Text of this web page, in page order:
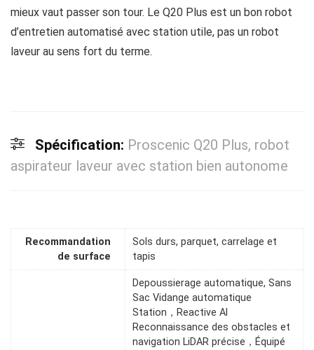
mieux vaut passer son tour. Le Q20 Plus est un bon robot
d’entretien automatisé avec station utile, pas un robot
laveur au sens fort du terme.
Spécification: Proscenic Q20 Plus, robot
aspirateur laveur avec station bien autonome
Recommandation
de surface
Sols durs, parquet, carrelage et
tapis
Depoussierage automatique, Sans
Sac Vidange automatique
Station，Reactive Al
Reconnaissance des obstacles et
navigation LiDAR précise，Équipé